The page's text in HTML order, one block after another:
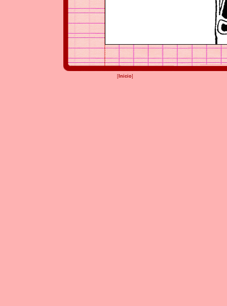
[Inicio]